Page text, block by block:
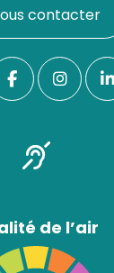
contacter
de l’air